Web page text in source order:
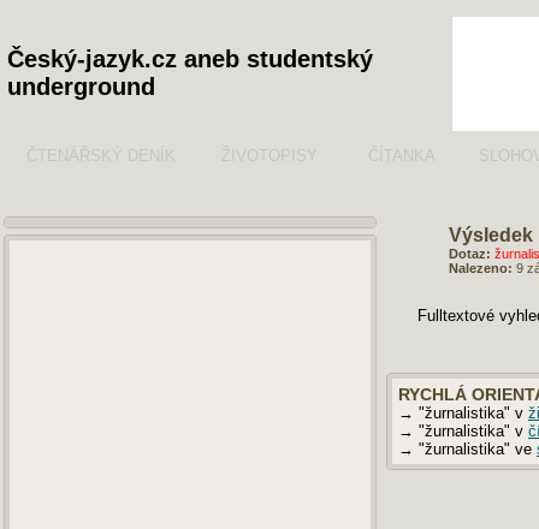
Český-jazyk.cz aneb studentský
underground
ČTENÁŘSKÝ DENÍK ŽIVOTOPISY ČÍTANKA
Výsledek
Dotaz:
Nalezeno: 9
Fulltextové
RYCHLÁ
→ "žurnalistika" v
→ "žurnalistika" v
→ "žurnalistika" ve